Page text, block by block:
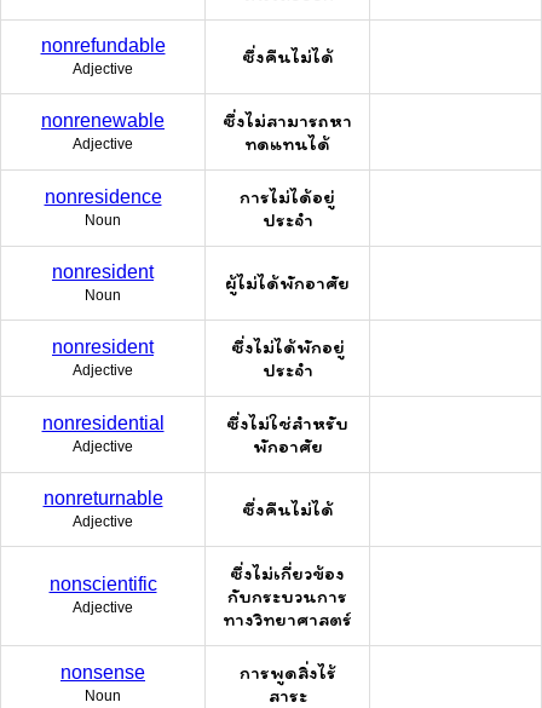
nonrefundable
Adjective
ซึ่งคืนไม่ได้
nonrenewable
Adjective
ซึ่งไม่สามารถหา
ทดแทนได้
nonresidence
Noun
การไม่ได้อยู่
ประจำ
nonresident
Noun
ผู้ไม่ได้พักอาศัย
nonresident
Adjective
ซึ่งไม่ได้พักอยู่
ประจำ
nonresidential
Adjective
ซึ่งไม่ใช่สำหรับ
พักอาศัย
nonreturnable
Adjective
ซึ่งคืนไม่ได้
nonscientific
Adjective
ซึ่งไม่เกี่ยวข้อง
กับกระบวนการ
ทางวิทยาศาสตร์
nonsense
Noun
การพูดสิ่งไร้
สาระ